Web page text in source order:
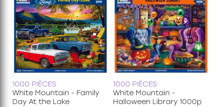
1000 PIÈCES
White Mountain - Family
Day At the Lake
1000 PIÈCES
White Mountain -
Halloween Library 1000p